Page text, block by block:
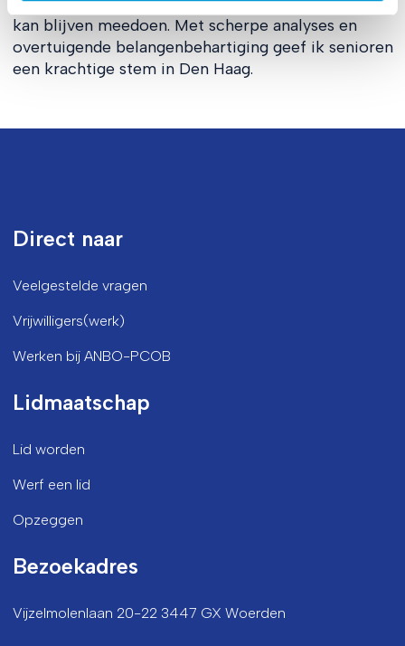
kan blijven meedoen. Met scherpe analyses en
overtuigende belangenbehartiging geef ik senioren
een krachtige stem in Den Haag.
Direct naar
Veelgestelde vragen
Vrijwilligers(werk)
Werken bij ANBO-PCOB
Lidmaatschap
Lid worden
Werf een lid
Opzeggen
Bezoekadres
Vijzelmolenlaan 20-22 3447 GX Woerden